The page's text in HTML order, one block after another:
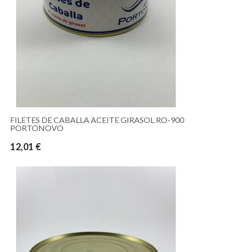
FILETES DE CABALLA ACEITE GIRASOL RO-900
PORTONOVO
12,01 €